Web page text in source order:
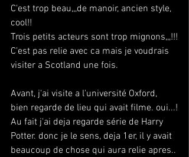
C'est trop beau,,,de manoir, ancien style,
cool!!
Trois petits acteurs sont trop mignons,,,!!!
C'est pas relie avec ca mais je voudrais
visiter a Scotland une fois.
Avant, j'ai visite a l'université Oxford,
bien regarde de lieu qui avait filme. oui...!
Au fait j'ai deja regarde série de Harry
Potter. donc je le sens, deja 1er, il y avait
beaucoup de chose qui aura relie apres..